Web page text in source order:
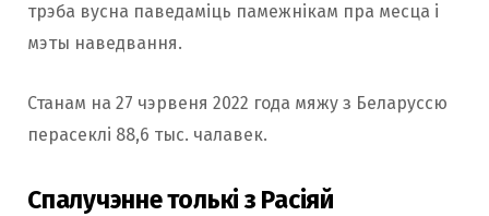
трэба вусна паведаміць памежнікам пра месца і
мэты наведвання.
Станам на 27 чэрвеня 2022 года мяжу з Беларуссю
перасеклі 88,6 тыс. чалавек.
Спалучэнне толькі з Расіяй